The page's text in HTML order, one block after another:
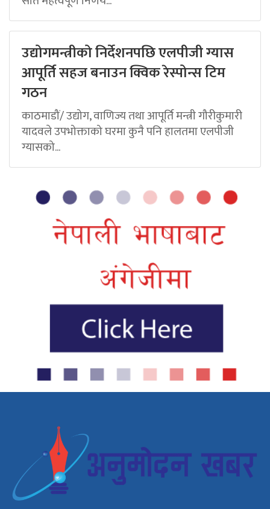
उद्योगमन्त्रीको निर्देशनपछि एलपीजी ग्यास
आपूर्ति सहज बनाउन क्विक रेस्पोन्स टिम
गठन
काठमाडौं/ उद्योग, वाणिज्य तथा आपूर्ति मन्त्री गौरीकुमारी
यादवले उपभोक्ताको घरमा कुनै पनि हालतमा एलपीजी
ग्यासको...